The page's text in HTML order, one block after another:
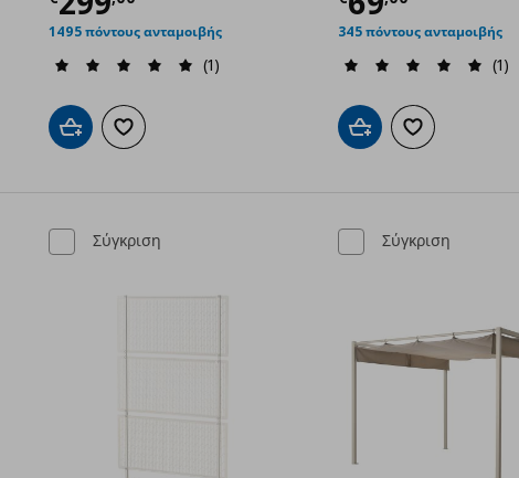
1495 πόντους ανταμοιβής
(1)
Προσθήκη στο καλάθι
Προσθήκη στα αγαπημένα
345 πόντους ανταμοιβής
(1)
Προσθήκη στο καλάθι
Προσθήκη στα
Σύγκριση Σύγκριση